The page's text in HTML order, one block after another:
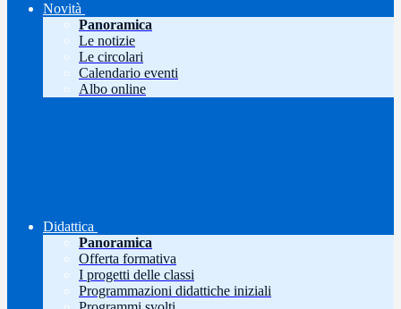
Novità
Panoramica
Le notizie
Le circolari
Calendario eventi
Albo online
Didattica
Panoramica
Offerta formativa
I progetti delle classi
Programmazioni didattiche iniziali